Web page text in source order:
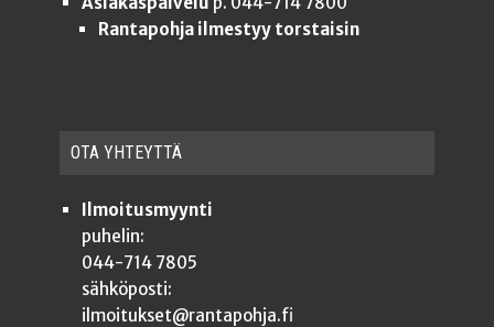
Rantapohja ilmestyy torstaisin
OTA YHTEYT­TÄ
Ilmoitusmyynti
puhelin:
044-714 7805
sähköposti:
ilmoitukset@rantapohja.fi